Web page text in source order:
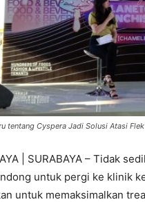
tentang Cyspera Jadi Solusi Atasi
| SURABAYA – Tidak
untuk pergi ke klinik
untuk memaksimalkan